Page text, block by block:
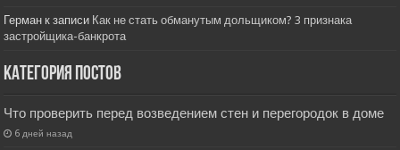
Герман к записи Как не стать обманутым дольщиком? 3 признака
застройщика-банкрота
Категория постов
Что проверить перед возведением стен и перегородок в доме
6 дней назад